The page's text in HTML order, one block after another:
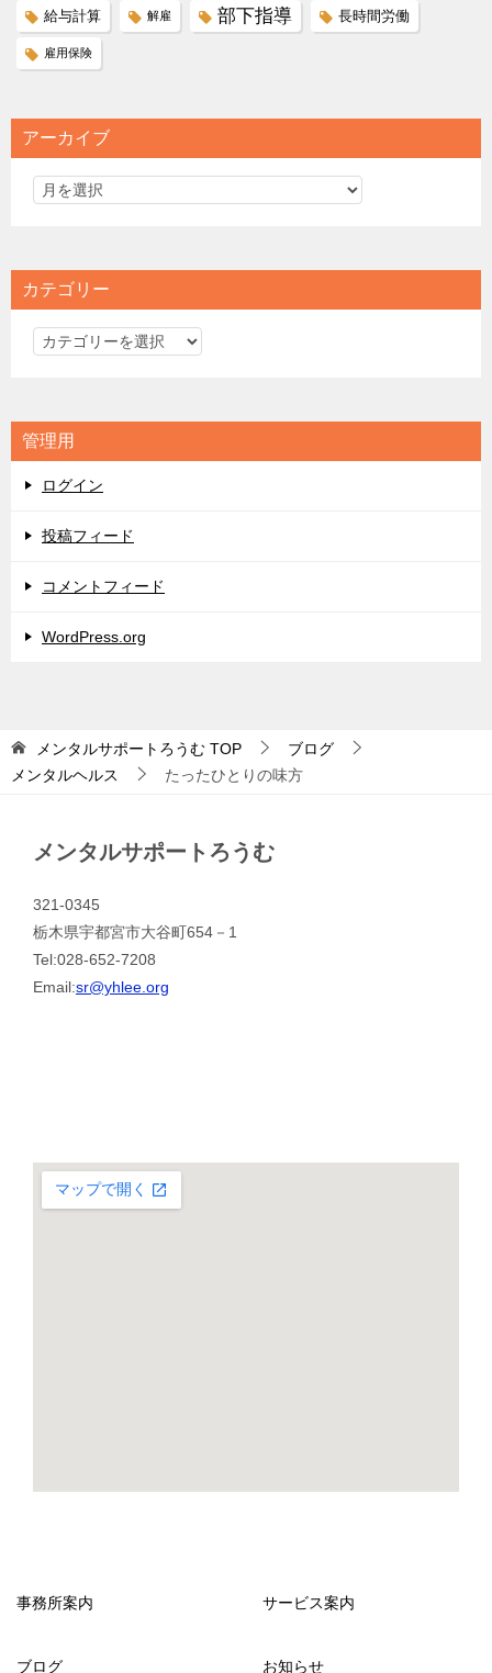
給与計算 解雇 部下指導 長時間労働
雇用保険
アーカイブ
カテゴリー
カ
リ
ー
管理用
ログイン
投稿フィード
コメントフィード
WordPress.org
メンタルサポートろうむ TOP
ブログ
メンタルヘルス
たったひとりの味方
メンタルサポートろうむ
321-0345
栃木県宇都宮市大谷町654－1
Tel:028-652-7208
Email:sr@yhlee.org
事務所案内 サービス案内
ブログ お知らせ